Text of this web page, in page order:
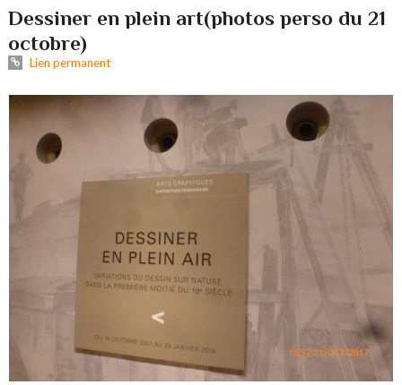
Dessiner en plein art(photos perso du 21
octobre)
Lien permanent